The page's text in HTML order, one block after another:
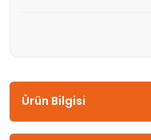
Ürün Bilgisi